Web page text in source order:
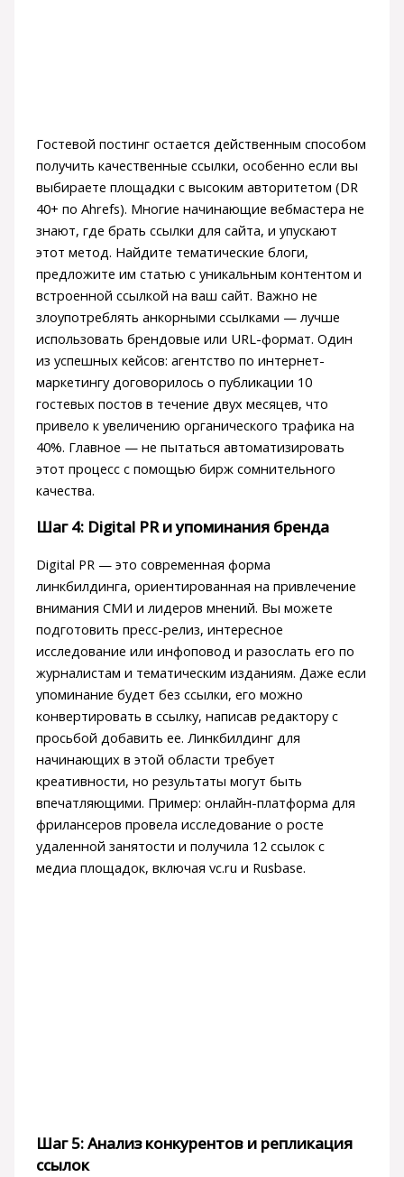
Гостевой постинг остается действенным способом
получить качественные ссылки, особенно если вы
выбираете площадки с высоким авторитетом (DR
40+ по Ahrefs). Многие начинающие вебмастера не
знают, где брать ссылки для сайта, и упускают
этот метод. Найдите тематические блоги,
предложите им статью с уникальным контентом и
встроенной ссылкой на ваш сайт. Важно не
злоупотреблять анкорными ссылками — лучше
использовать брендовые или URL-формат. Один
из успешных кейсов: агентство по интернет-
маркетингу договорилось о публикации 10
гостевых постов в течение двух месяцев, что
привело к увеличению органического трафика на
40%. Главное — не пытаться автоматизировать
этот процесс с помощью бирж сомнительного
качества.
Шаг 4: Digital PR и упоминания бренда
Digital PR — это современная форма
линкбилдинга, ориентированная на привлечение
внимания СМИ и лидеров мнений. Вы можете
подготовить пресс-релиз, интересное
исследование или инфоповод и разослать его по
журналистам и тематическим изданиям. Даже если
упоминание будет без ссылки, его можно
конвертировать в ссылку, написав редактору с
просьбой добавить ее. Линкбилдинг для
начинающих в этой области требует
креативности, но результаты могут быть
впечатляющими. Пример: онлайн-платформа для
фрилансеров провела исследование о росте
удаленной занятости и получила 12 ссылок с
медиа площадок, включая vc.ru и Rusbase.
Шаг 5: Анализ конкурентов и репликация
ссылок